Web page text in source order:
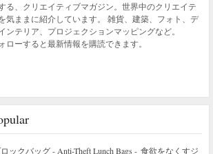
る、クリエイティブマガジン。世界中のクリエイテ
気ままに紹介しています。 雑貨、建築、フォト、デ
ンテリア、プロジェクションマッピングなど。
ローすると最新情報を購読できます。
食欲をなくすジ